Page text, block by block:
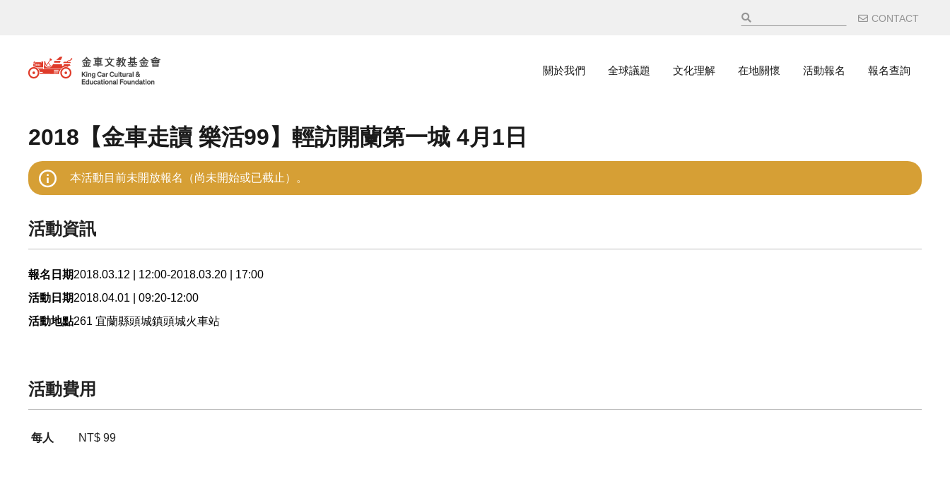
輔助選
CONTACT
主選單
關於我們 全球議題 文化理解 在地關懷 活動報名 報名查詢
2018【金車走讀 樂活99】輕訪開蘭第一城 4月1日
本活動目前未開放報名（尚未開始或已截止）。
活動資訊
報名日期2018.03.12 | 12:00-2018.03.20 | 17:00
活動日期2018.04.01 | 09:20-12:00
活動地點261 宜蘭縣頭城鎮頭城火車站
活動費用
每人 NT$ 99